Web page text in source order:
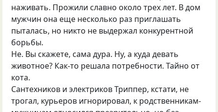
наживать. Прожили славно около трех лет. В дом
мужчин она еще несколько раз приглашать
пыталась, но никто не выдержал конкурентной
борьбы.
Не. Вы скажете, сама дура. Ну, а куда девать
животное? Как-то решала потребности. Тайно от
кота.
Сантехников и электриков Триппер, кстати, не
трогал, курьеров игнорировал, к родственникам-